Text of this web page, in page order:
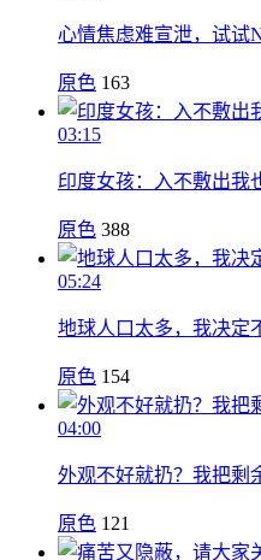
心情焦虑难宣泄，试试
原色 163
03:15
印度女孩：入不敷出我
原色 388
05:24
地球人口太多，我决定
原色 154
04:00
外观不好就扔？我把剩
原色 121